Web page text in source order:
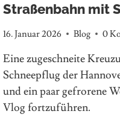
Straßenbahn mit
16. Januar 2026 Blog 0
Eine zugeschneite
Schneepflug der
und ein paar gefrorene
Vlog fortzuführen.